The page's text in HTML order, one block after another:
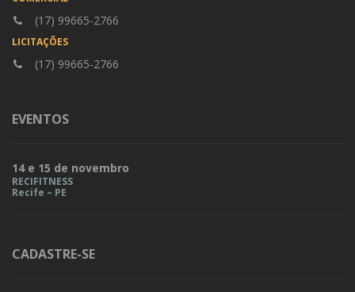
(17) 99665-2766
LICITAÇÕES
(17) 99665-2766
EVENTOS
14 e 15 de novembro
RECIFITNESS
Recife – PE
CADASTRE-SE